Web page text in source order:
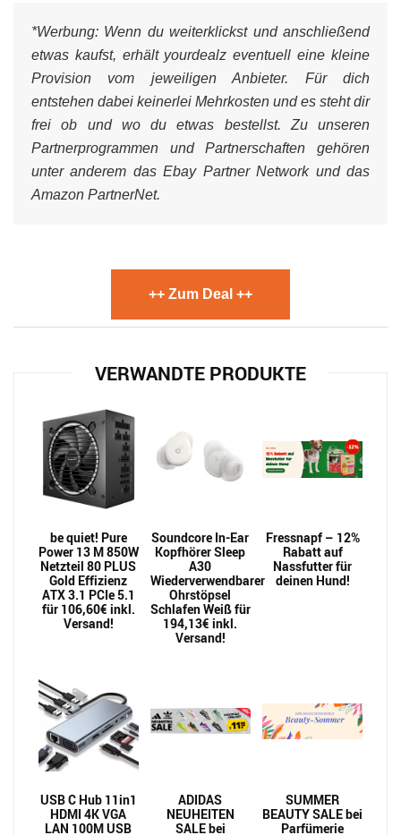
*Werbung: Wenn du weiterklickst und anschließend
etwas kaufst, erhält yourdealz eventuell eine kleine
Provision vom jeweiligen Anbieter. Für dich
entstehen dabei keinerlei Mehrkosten und es steht dir
frei ob und wo du etwas bestellst. Zu unseren
Partnerprogrammen und Partnerschaften gehören
unter anderem das Ebay Partner Network und das
Amazon PartnerNet.
++ Zum Deal ++
VERWANDTE PRODUKTE
be quiet! Pure
Power 13 M 850W
Netzteil 80 PLUS
Gold Effizienz
ATX 3.1 PCIe 5.1
für 106,60€ inkl.
Versand!
Soundcore In-Ear
Kopfhörer Sleep
A30
Wiederverwendbarer
Ohrstöpsel
Schlafen Weiß für
194,13€ inkl.
Versand!
Fressnapf – 12%
Rabatt auf
Nassfutter für
deinen Hund!
USB C Hub 11in1
HDMI 4K VGA
LAN 100M USB
ADIDAS
NEUHEITEN
SALE bei
SUMMER
BEAUTY SALE bei
Parfümerie